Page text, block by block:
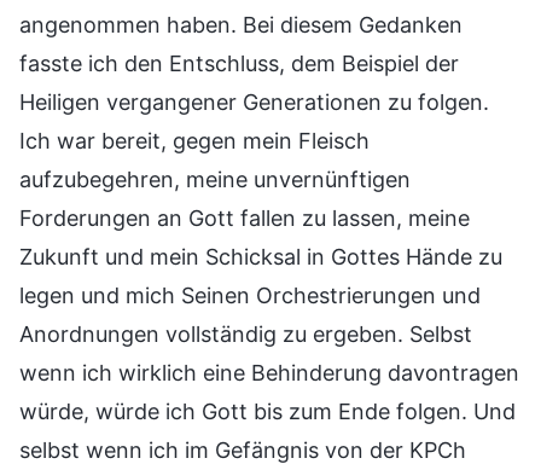
angenommen haben. Bei diesem Gedanken
fasste ich den Entschluss, dem Beispiel der
Heiligen vergangener Generationen zu folgen.
Ich war bereit, gegen mein Fleisch
aufzubegehren, meine unvernünftigen
Forderungen an Gott fallen zu lassen, meine
Zukunft und mein Schicksal in Gottes Hände zu
legen und mich Seinen Orchestrierungen und
Anordnungen vollständig zu ergeben. Selbst
wenn ich wirklich eine Behinderung davontragen
würde, würde ich Gott bis zum Ende folgen. Und
selbst wenn ich im Gefängnis von der KPCh